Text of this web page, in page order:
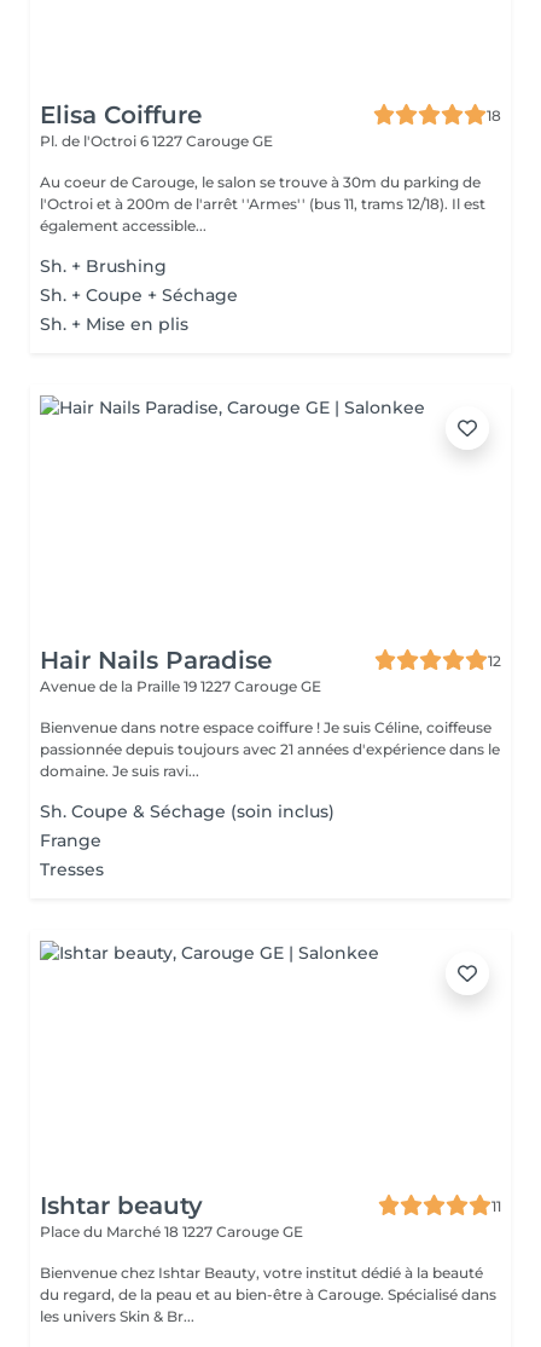
Elisa Coiffure
18
Pl. de l'Octroi 6 1227 Carouge GE
Au coeur de Carouge, le salon se trouve à 30m du parking de
l'Octroi et à 200m de l'arrêt ''Armes'' (bus 11, trams 12/18). Il est
également accessible...
Sh. + Brushing
Sh. + Coupe + Séchage
Sh. + Mise en plis
Hair Nails Paradise
12
Avenue de la Praille 19 1227 Carouge GE
Bienvenue dans notre espace coiffure ! Je suis Céline, coiffeuse
passionnée depuis toujours avec 21 années d'expérience dans le
domaine. Je suis ravi...
Sh. Coupe & Séchage (soin inclus)
Frange
Tresses
Ishtar beauty
11
Place du Marché 18 1227 Carouge GE
Bienvenue chez Ishtar Beauty, votre institut dédié à la beauté
du regard, de la peau et au bien-être à Carouge. Spécialisé dans
les univers Skin & Br...